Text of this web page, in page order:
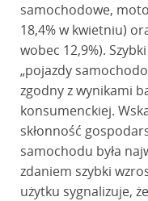
samochodowe,
18,4% w kwietniu)
wobec 12,9%).
„pojazdy
zgodny z wynikami
konsumenckiej.
skłonność
samochodu była
zdaniem szybki
użytku sygnalizuje,